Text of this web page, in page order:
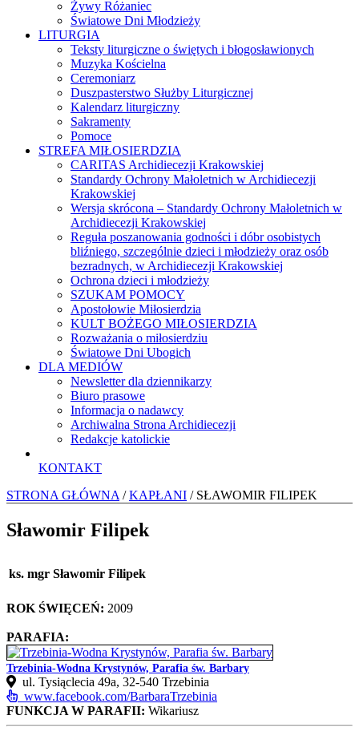
Żywy Różaniec
Światowe Dni Młodzieży
LITURGIA
Teksty liturgiczne o świętych i błogosławionych
Muzyka Kościelna
Ceremoniarz
Duszpasterstwo Służby Liturgicznej
Kalendarz liturgiczny
Sakramenty
Pomoce
STREFA MIŁOSIERDZIA
CARITAS Archidiecezji Krakowskiej
Standardy Ochrony Małoletnich w Archidiecezji
Krakowskiej
Wersja skrócona – Standardy Ochrony Małoletnich w
Archidiecezji Krakowskiej
Reguła poszanowania godności i dóbr osobistych
bliźniego, szczególnie dzieci i młodzieży oraz osób
bezradnych, w Archidiecezji Krakowskiej
Ochrona dzieci i młodzieży
SZUKAM POMOCY
Apostołowie Miłosierdzia
KULT BOŻEGO MIŁOSIERDZIA
Rozważania o miłosierdziu
Światowe Dni Ubogich
DLA MEDIÓW
Newsletter dla dziennikarzy
Biuro prasowe
Informacja o nadawcy
Archiwalna Strona Archidiecezji
Redakcje katolickie
KONTAKT
STRONA GŁÓWNA /KAPŁANI / SŁAWOMIR FILIPEK
Sławomir Filipek
ks. mgr Sławomir Filipek
ROK ŚWIĘCEŃ: 2009
PARAFIA:
Trzebinia-Wodna Krystynów, Parafia św. Barbary
ul. Tysiąclecia 49a, 32-540 Trzebinia
www.facebook.com/BarbaraTrzebinia
FUNKCJA W PARAFII: Wikariusz